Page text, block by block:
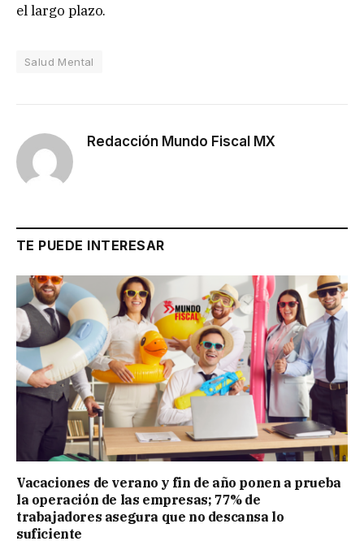
el largo plazo.
Salud Mental
Redacción Mundo Fiscal MX
TE PUEDE INTERESAR
Vacaciones de verano y fin de año ponen a prueba
la operación de las empresas; 77% de
trabajadores asegura que no descansa lo
suficiente